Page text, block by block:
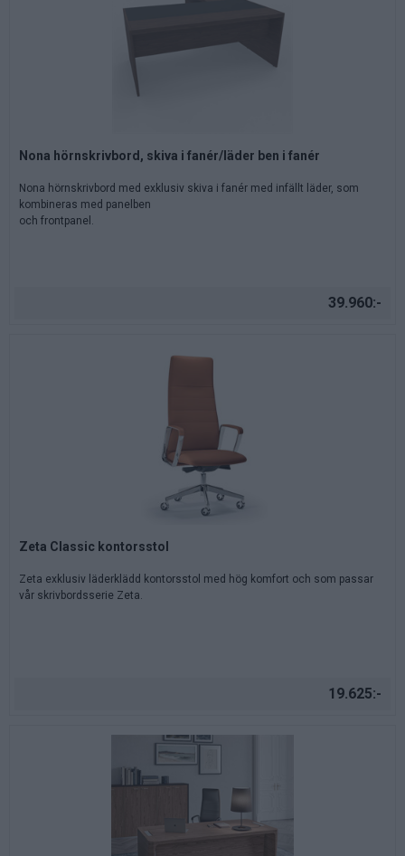
Nona hörnskrivbord, skiva i fanér/läder ben i fanér
Nona hörnskrivbord med exklusiv skiva i fanér med infällt läder, som
kombineras med panelben
och frontpanel.
39.960:-
Zeta Classic kontorsstol
Zeta exklusiv läderklädd kontorsstol med hög komfort och som passar
vår skrivbordsserie Zeta.
19.625:-